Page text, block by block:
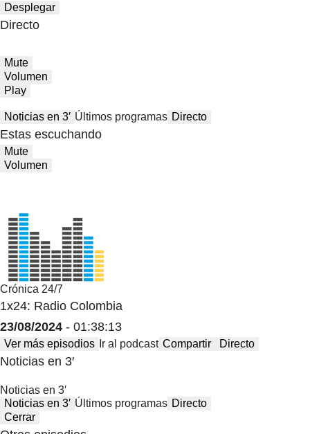
Desplegar
Directo
Mute
Volumen
Play
Noticias en 3′ Últimos programas Directo
Estas escuchando
Mute
Volumen
Crónica 24/7
1x24: Radio Colombia
23/08/2024 - 01:38:13
Ver más episodios Ir al podcast Compartir Directo
Noticias en 3′
Noticias en 3′
Noticias en 3′ Últimos programas Directo
Cerrar